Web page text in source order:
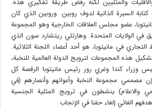
والمثليين لكنه رفض طريقة تفكيري هذه.
كتابة السيرة الذاتية لدوف روبين. وروبين الذي كان
عضو مجلس العلاقات الخارجية وهو المجموعة
في الولايات المتحدة. وهارتلي ريتشارد سون الذي
في مانيتوبا، هو أحد أعضاء اللجنة الثلاثية.
هذه المجموعات لترويج الدولة العالمية للنخبة،
وزراء كندا وغري رور رئيس مانيتوبا الرقصة كل
مصممي مجموعة النخبة وأعوانهم وأنصارهم (في
والاعلام) ينشطون في ترويج المثلية الجنسية
الغائي إلغاء حقنا في الإنجاب.